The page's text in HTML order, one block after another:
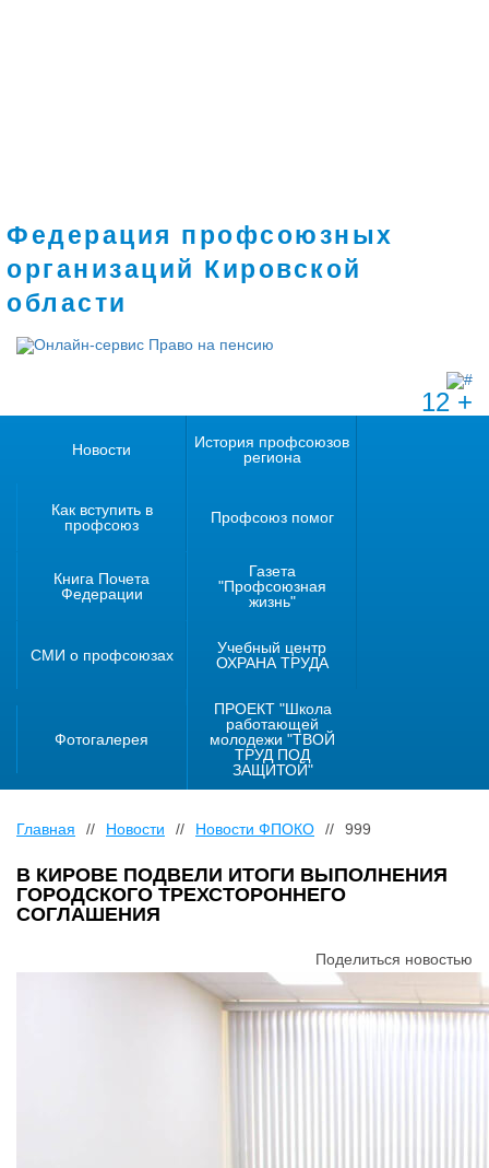
Федерация профсоюзных
организаций Кировской
области
12 +
Новости
История профсоюзов
региона
Как вступить в
профсоюз
Профсоюз помог
Книга Почета
Федерации
Газета
"Профсоюзная
жизнь"
СМИ о профсоюзах
Учебный центр
ОХРАНА ТРУДА
Фотогалерея
ПРОЕКТ "Школа
работающей
молодежи "ТВОЙ
ТРУД ПОД
ЗАЩИТОЙ"
Главная // Новости // Новости ФПОКО // 999
В КИРОВЕ ПОДВЕЛИ ИТОГИ ВЫПОЛНЕНИЯ
ГОРОДСКОГО ТРЕХСТОРОННЕГО
СОГЛАШЕНИЯ
Поделиться новостью